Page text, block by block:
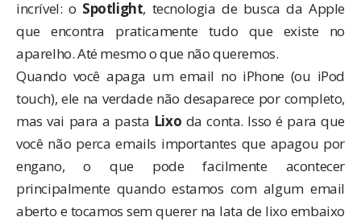
incrível: o Spotlight, tecnologia de busca da Apple
que encontra praticamente tudo que existe no
aparelho. Até mesmo o que não queremos.
Quando você apaga um email no iPhone (ou iPod
touch), ele na verdade não desaparece por completo,
mas vai para a pasta Lixo da conta. Isso é para que
você não perca emails importantes que apagou por
engano, o que pode facilmente acontecer
principalmente quando estamos com algum email
aberto e tocamos sem querer na lata de lixo embaixo